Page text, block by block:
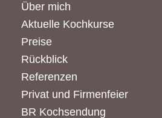
Über mich
Aktuelle Kochkurse
Preise
Rückblick
Referenzen
Privat und Firmenfeier
BR Kochsendung